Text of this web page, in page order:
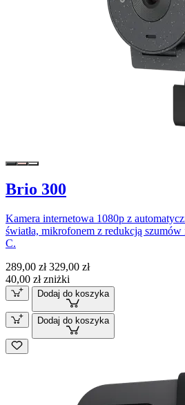
Brio 300
Kamera internetowa 1080p z
światła, mikrofonem z redukcją
C.
289,00 zł 329,00 zł
40,00 zł zniżki
Dodaj do koszyka
Dodaj do koszyka